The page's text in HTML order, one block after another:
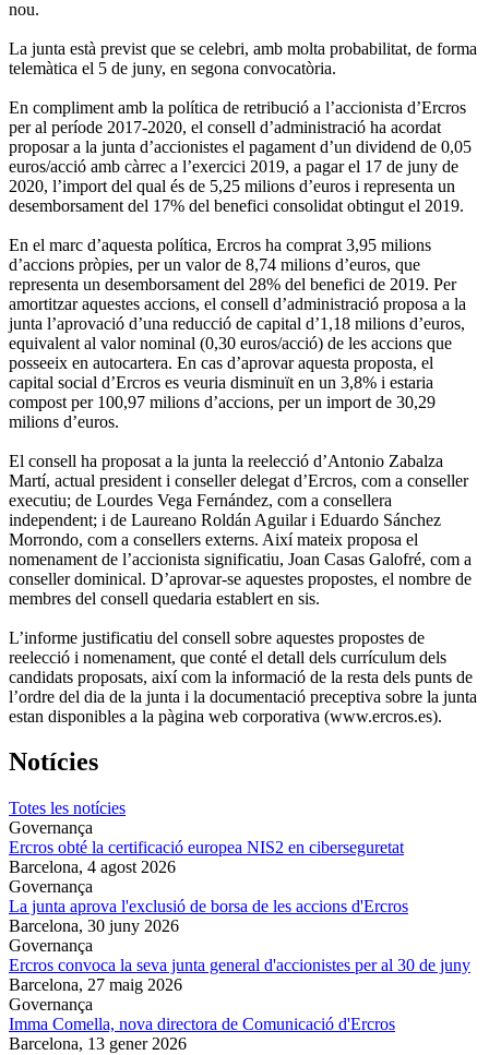
nou.
La junta està previst que se celebri, amb molta probabilitat, de forma
telemàtica el 5 de juny, en segona convocatòria.
En compliment amb la política de retribució a l’accionista d’Ercros
per al període 2017-2020, el consell d’administració ha acordat
proposar a la junta d’accionistes el pagament d’un dividend de 0,05
euros/acció amb càrrec a l’exercici 2019, a pagar el 17 de juny de
2020, l’import del qual és de 5,25 milions d’euros i representa un
desemborsament del 17% del benefici consolidat obtingut el 2019.
En el marc d’aquesta política, Ercros ha comprat 3,95 milions
d’accions pròpies, per un valor de 8,74 milions d’euros, que
representa un desemborsament del 28% del benefici de 2019. Per
amortitzar aquestes accions, el consell d’administració proposa a la
junta l’aprovació d’una reducció de capital d’1,18 milions d’euros,
equivalent al valor nominal (0,30 euros/acció) de les accions que
posseeix en autocartera. En cas d’aprovar aquesta proposta, el
capital social d’Ercros es veuria disminuït en un 3,8% i estaria
compost per 100,97 milions d’accions, per un import de 30,29
milions d’euros.
El consell ha proposat a la junta la reelecció d’Antonio Zabalza
Martí, actual president i conseller delegat d’Ercros, com a conseller
executiu; de Lourdes Vega Fernández, com a consellera
independent; i de Laureano Roldán Aguilar i Eduardo Sánchez
Morrondo, com a consellers externs. Així mateix proposa el
nomenament de l’accionista significatiu, Joan Casas Galofré, com a
conseller dominical. D’aprovar-se aquestes propostes, el nombre de
membres del consell quedaria establert en sis.
L’informe justificatiu del consell sobre aquestes propostes de
reelecció i nomenament, que conté el detall dels currículum dels
candidats proposats, així com la informació de la resta dels punts de
l’ordre del dia de la junta i la documentació preceptiva sobre la junta
estan disponibles a la pàgina web corporativa (www.ercros.es).
Notícies
Totes les notícies
Governança
Ercros obté la certificació europea NIS2 en ciberseguretat
Barcelona, 4 agost 2026
Governança
La junta aprova l'exclusió de borsa de les accions d'Ercros
Barcelona, 30 juny 2026
Governança
Ercros convoca la seva junta general d'accionistes per al 30 de juny
Barcelona, 27 maig 2026
Governança
Imma Comella, nova directora de Comunicació d'Ercros
Barcelona, 13 gener 2026